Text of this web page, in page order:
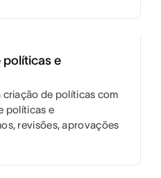
políticas e
de políticas com
políticas e
revisões, aprovações